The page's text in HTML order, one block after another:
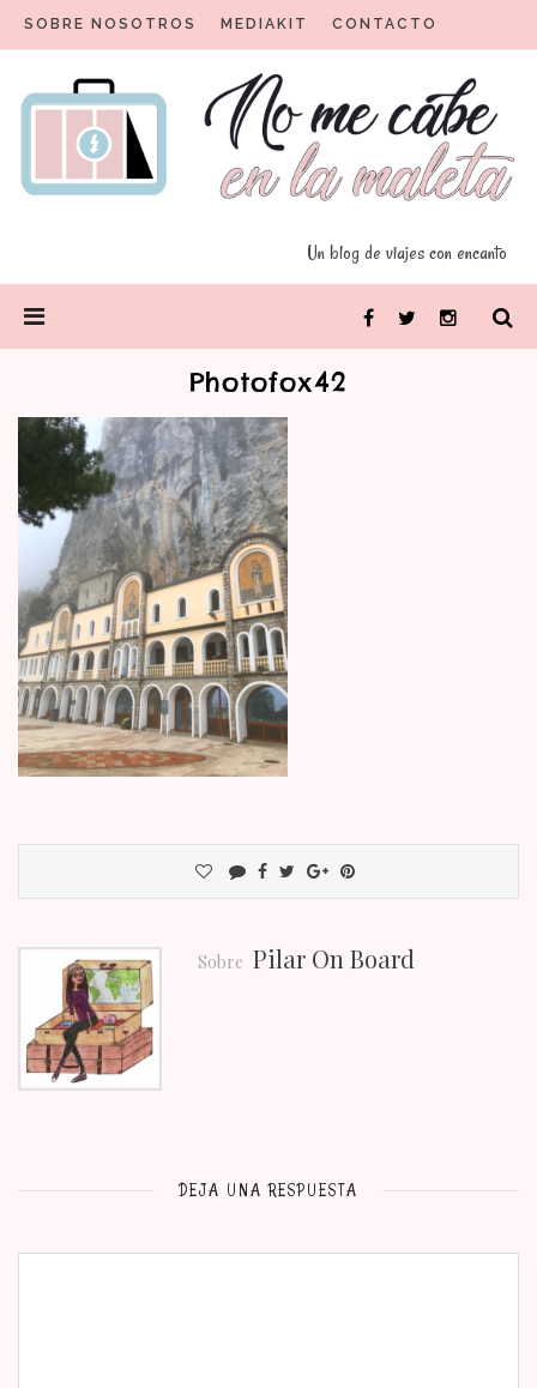
SOBRE NOSOTROS MEDIAKIT CONTACTO
Un blog de viajes con encanto
No me cabe en la maleta
Un blog para viajeros con encanto
FacebookTwitter Instagram
Photofox42
Sobre Pilar On Board
DEJA UNA RESPUESTA